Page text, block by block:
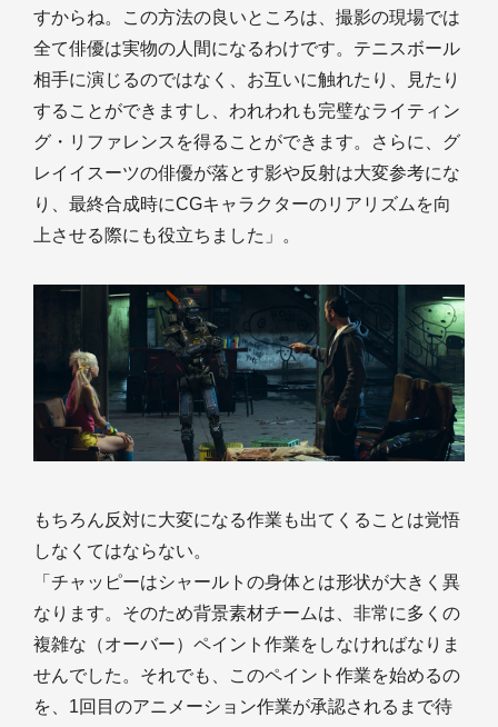
すからね。この方法の良いところは、撮影の現場では
全て俳優は実物の人間になるわけです。テニスボール
相手に演じるのではなく、お互いに触れたり、見たり
することができますし、われわれも完璧なライティン
グ・リファレンスを得ることができます。さらに、グ
レイイスーツの俳優が落とす影や反射は大変参考にな
り、最終合成時にCGキャラクターのリアリズムを向
上させる際にも役立ちました」。
もちろん反対に大変になる作業も出てくることは覚悟
しなくてはならない。
「チャッピーはシャールトの身体とは形状が大きく異
なります。そのため背景素材チームは、非常に多くの
複雑な（オーバー）ペイント作業をしなければなりま
せんでした。それでも、このペイント作業を始めるの
を、1回目のアニメーション作業が承認されるまで待